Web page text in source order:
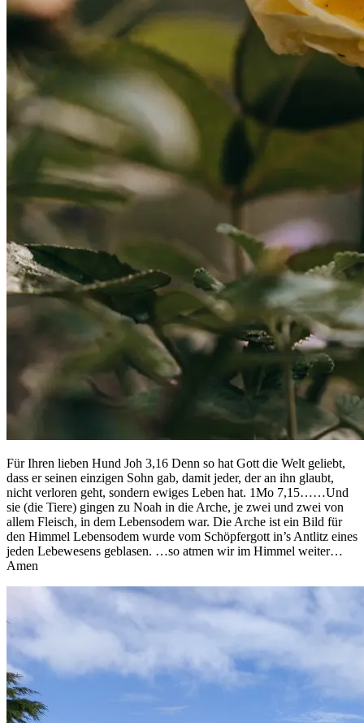
Für Ihren lieben Hund Joh 3,16 Denn so hat Gott die Welt geliebt,
dass er seinen einzigen Sohn gab, damit jeder, der an ihn glaubt,
nicht verloren geht, sondern ewiges Leben hat. 1Mo 7,15……Und
sie (die Tiere) gingen zu Noah in die Arche, je zwei und zwei von
allem Fleisch, in dem Lebensodem war. Die Arche ist ein Bild für
den Himmel Lebensodem wurde vom Schöpfergott in’s Antlitz eines
jeden Lebewesens geblasen. …so atmen wir im Himmel weiter…
Amen